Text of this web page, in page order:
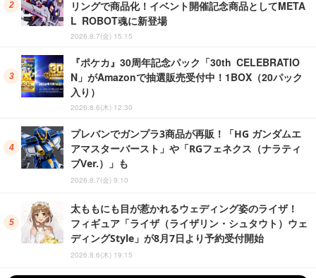
リングで商品化！イベント開催記念商品としてMETA
L ROBOT魂に新登場
2026.8.7(金) 15:15
『ポケカ』30周年記念パック「30th CELEBRATIO
N」がAmazonで抽選販売受付中！1BOX（20パック
入り）
2026.8.6(木) 12:30
プレバンでガンプラ3商品が再販！「HG ガンダムエ
アマスターバースト」や「RGフェネクス（ナラティ
ブVer.）」も
2026.8.7(金) 9:10
太ももにも目が惹かれるウェディング姿のライザ！
フィギュア「ライザ（ライザリン・シュタウト）ウェ
ディングStyle」が8月7日より予約受付開始
2026.8.6(木) 19:15